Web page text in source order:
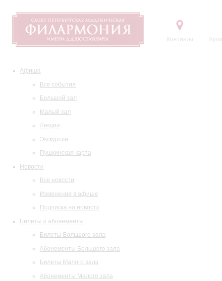
Контакты
Афиша
Все события
Большой зал
Малый зал
Лекции
Экскурсии
Пушкинская карта
Новости
Все новости
Изменения в афише
Подписка на новости
Билеты и абонементы
Билеты Большого зала
Абонементы Большого зала
Билеты Малого зала
Абонементы Малого зала